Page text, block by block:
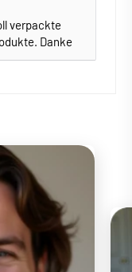
verpackte
Danke